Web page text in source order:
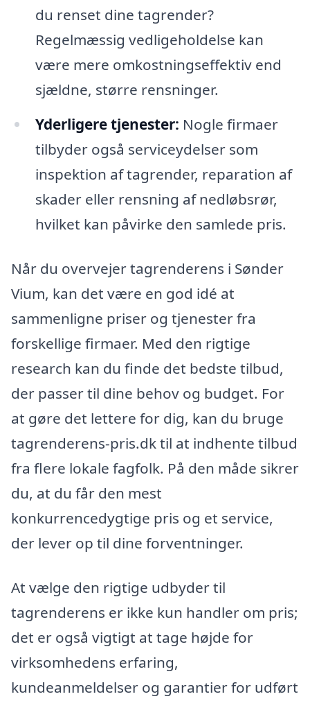
du renset dine tagrender?
Regelmæssig vedligeholdelse kan
være mere omkostningseffektiv end
sjældne, større rensninger.
Yderligere tjenester: Nogle firmaer
tilbyder også serviceydelser som
inspektion af tagrender, reparation af
skader eller rensning af nedløbsrør,
hvilket kan påvirke den samlede pris.
Når du overvejer tagrenderens i Sønder
Vium, kan det være en god idé at
sammenligne priser og tjenester fra
forskellige firmaer. Med den rigtige
research kan du finde det bedste tilbud,
der passer til dine behov og budget. For
at gøre det lettere for dig, kan du bruge
tagrenderens-pris.dk til at indhente tilbud
fra flere lokale fagfolk. På den måde sikrer
du, at du får den mest
konkurrencedygtige pris og et service,
der lever op til dine forventninger.
At vælge den rigtige udbyder til
tagrenderens er ikke kun handler om pris;
det er også vigtigt at tage højde for
virksomhedens erfaring,
kundeanmeldelser og garantier for udført